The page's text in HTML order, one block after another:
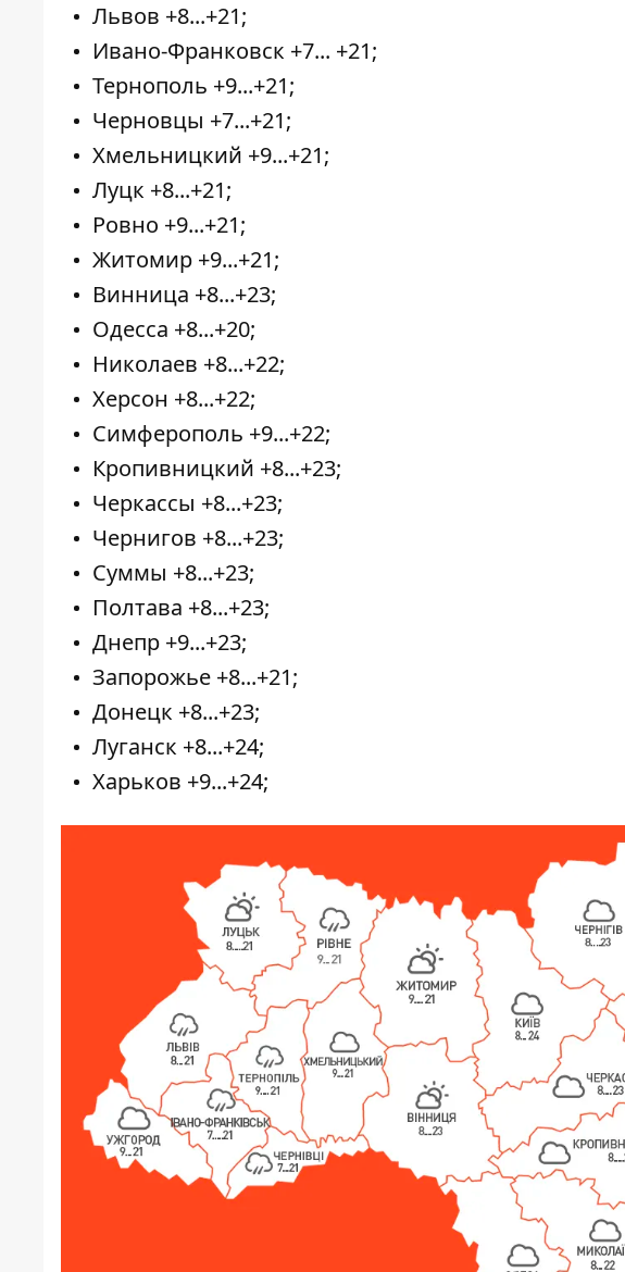
Львов +8...+21;
Ивано-Франковск +7... +21;
Тернополь +9...+21;
Черновцы +7...+21;
Хмельницкий +9...+21;
Луцк +8...+21;
Ровно +9...+21;
Житомир +9...+21;
Винница +8...+23;
Одесса +8...+20;
Николаев +8...+22;
Херсон +8...+22;
Симферополь +9...+22;
Кропивницкий +8...+23;
Черкассы +8...+23;
Чернигов +8...+23;
Суммы +8...+23;
Полтава +8...+23;
Днепр +9...+23;
Запорожье +8...+21;
Донецк +8...+23;
Луганск +8...+24;
Харьков +9...+24;